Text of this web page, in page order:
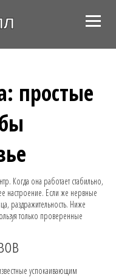
простые
Когда она работает стабильно,
настроение. Если же нервные
раздражительность. Ниже
только проверенные
успокаивающим